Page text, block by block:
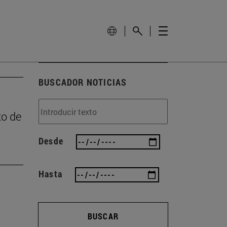
de
BUSCADOR NOTICIAS
Desde
Hasta
BUSCAR